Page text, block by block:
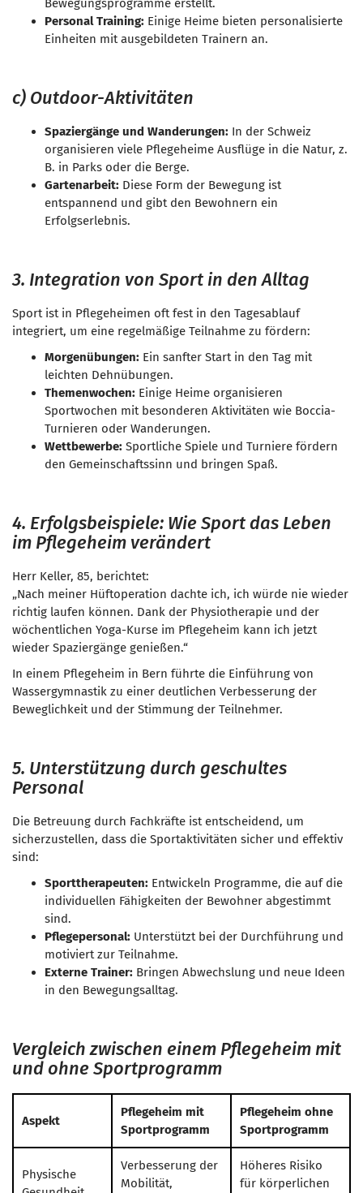
Bewegungsprogramme erstellt.
Personal Training: Einige Heime bieten personalisierte
Einheiten mit ausgebildeten Trainern an.
c) Outdoor-Aktivitäten
Spaziergänge und Wanderungen: In der Schweiz
organisieren viele Pflegeheime Ausflüge in die Natur, z.
B. in Parks oder die Berge.
Gartenarbeit: Diese Form der Bewegung ist
entspannend und gibt den Bewohnern ein
Erfolgserlebnis.
3. Integration von Sport in den Alltag
Sport ist in Pflegeheimen oft fest in den Tagesablauf
integriert, um eine regelmäßige Teilnahme zu fördern:
Morgenübungen: Ein sanfter Start in den Tag mit
leichten Dehnübungen.
Themenwochen: Einige Heime organisieren
Sportwochen mit besonderen Aktivitäten wie Boccia-
Turnieren oder Wanderungen.
Wettbewerbe: Sportliche Spiele und Turniere fördern
den Gemeinschaftssinn und bringen Spaß.
4. Erfolgsbeispiele: Wie Sport das Leben
im Pflegeheim verändert
Herr Keller, 85, berichtet:
„Nach meiner Hüftoperation dachte ich, ich würde nie wieder
richtig laufen können. Dank der Physiotherapie und der
wöchentlichen Yoga-Kurse im Pflegeheim kann ich jetzt
wieder Spaziergänge genießen.“
In einem Pflegeheim in Bern führte die Einführung von
Wassergymnastik zu einer deutlichen Verbesserung der
Beweglichkeit und der Stimmung der Teilnehmer.
5. Unterstützung durch geschultes
Personal
Die Betreuung durch Fachkräfte ist entscheidend, um
sicherzustellen, dass die Sportaktivitäten sicher und effektiv
sind:
Sporttherapeuten: Entwickeln Programme, die auf die
individuellen Fähigkeiten der Bewohner abgestimmt
sind.
Pflegepersonal: Unterstützt bei der Durchführung und
motiviert zur Teilnahme.
Externe Trainer: Bringen Abwechslung und neue Ideen
in den Bewegungsalltag.
Vergleich zwischen einem Pflegeheim mit
und ohne Sportprogramm
Aspekt
Pflegeheim mit
Sportprogramm
Pflegeheim ohne
Sportprogramm
Physische
Verbesserung der
Mobilität,
Höheres Risiko
für körperlichen